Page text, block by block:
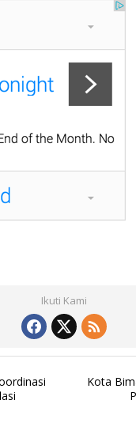
Ikuti Kami
Kota